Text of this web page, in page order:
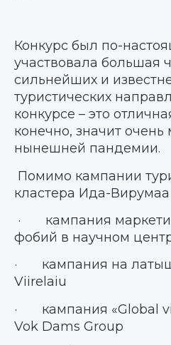
Конкурс был по-
участвовала большая
сильнейших и
туристических
конкурсе – это
конечно, значит
нынешней пандемии.
Помимо кампании
кластера Ида-
· кампания
фобий в научном
· кампания на
Viirelaiu
· кампания «Global
Vok Dams Group